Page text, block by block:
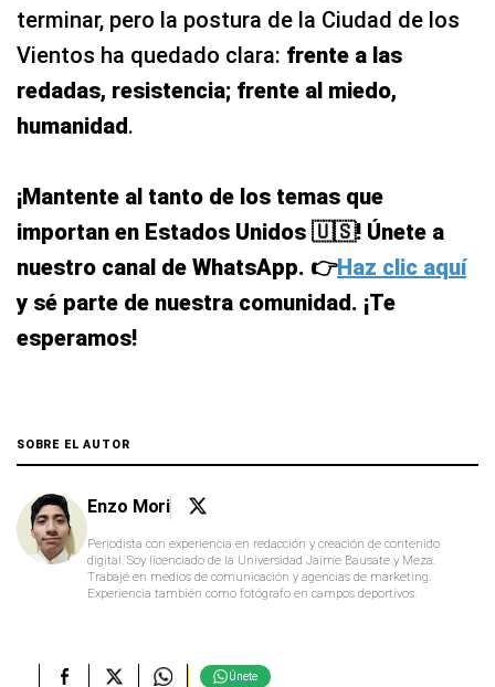
terminar, pero la postura de la Ciudad de los
Vientos ha quedado clara: frente a las
redadas, resistencia; frente al miedo,
humanidad.
¡Mantente al tanto de los temas que
importan en Estados Unidos 🇺🇸! Únete a
nuestro canal de WhatsApp. 👉Haz clic aquí
y sé parte de nuestra comunidad. ¡Te
esperamos!
SOBRE EL AUTOR
Enzo Mori
Periodista con experiencia en redacción y creación de contenido
digital. Soy licenciado de la Universidad Jaime Bausate y Meza.
Trabajé en medios de comunicación y agencias de marketing.
Experiencia también como fotógrafo en campos deportivos.
Únete